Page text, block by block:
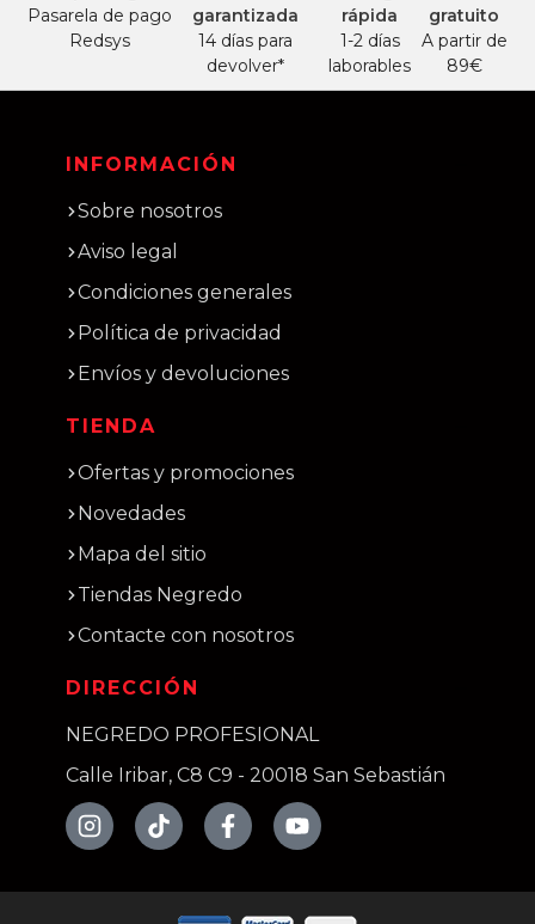
Pasarela de pago
Redsys
garantizada
14 días para
devolver*
rápida
1-2 días
laborables
gratuito
A partir de
89€
INFORMACIÓN
Sobre nosotros
Aviso legal
Condiciones generales
Política de privacidad
Envíos y devoluciones
TIENDA
Ofertas y promociones
Novedades
Mapa del sitio
Tiendas Negredo
Contacte con nosotros
DIRECCIÓN
NEGREDO PROFESIONAL
Calle Iribar, C8 C9 - 20018 San Sebastián